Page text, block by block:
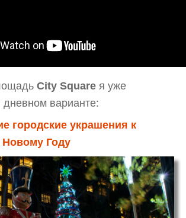
City Square я уже
дневном варианте:
городские украшения к
Году